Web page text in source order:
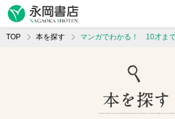
TOP 本を探す マンガでわかる！ 10才ま